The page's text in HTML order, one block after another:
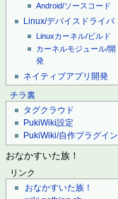
Android/ソースコード
Linux/デバイスドライバ
Linuxカーネル/ビルド
カーネルモジュール/開
発
ネイティブアプリ開発
チラ裏
タグクラウド
PukiWiki設定
PukiWiki/自作プラグイン
おなかすいた族！
リンク
おなかすいた族！